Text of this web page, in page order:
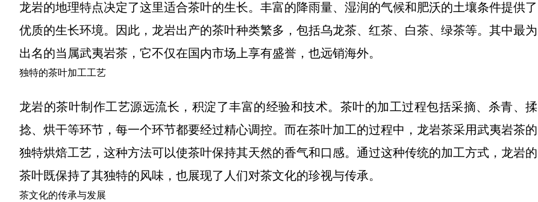
龙岩的地理特点决定了这里适合茶叶的生长。丰富的降雨量、湿润的气候和肥沃的土壤条件提供了
优质的生长环境。因此，龙岩出产的茶叶种类繁多，包括乌龙茶、红茶、白茶、绿茶等。其中最为
出名的当属武夷岩茶，它不仅在国内市场上享有盛誉，也远销海外。
独特的茶叶加工工艺
龙岩的茶叶制作工艺源远流长，积淀了丰富的经验和技术。茶叶的加工过程包括采摘、杀青、揉
捻、烘干等环节，每一个环节都要经过精心调控。而在茶叶加工的过程中，龙岩茶采用武夷岩茶的
独特烘焙工艺，这种方法可以使茶叶保持其天然的香气和口感。通过这种传统的加工方式，龙岩的
茶叶既保持了其独特的风味，也展现了人们对茶文化的珍视与传承。
茶文化的传承与发展